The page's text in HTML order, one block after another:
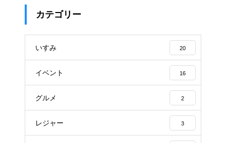
カテゴリー
いすみ 20
イベント 16
グルメ 2
レジャー 3